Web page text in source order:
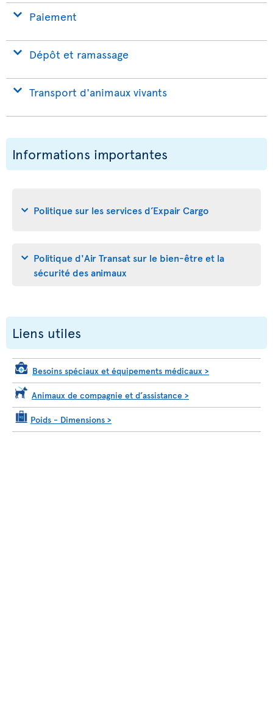
Paiement
Dépôt et ramassage
Transport d'animaux vivants
Informations importantes
Politique sur les services d’Expair Cargo
Politique d'Air Transat sur le bien-être et la
sécurité des animaux
Liens utiles
Besoins spéciaux et équipements médicaux >
Animaux de compagnie et d’assistance >
Poids - Dimensions >